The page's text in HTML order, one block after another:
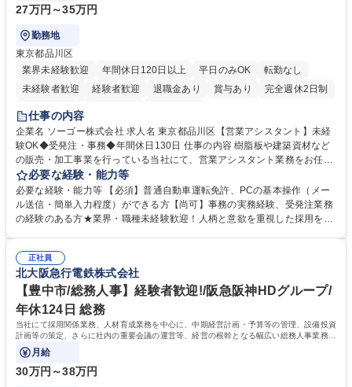
27万円～35万円
勤務地
東京都品川区
業界未経験歓迎
年間休日120日以上 平日のみOK
転勤なし
未経験者歓迎
経験者歓迎 退職金あり 賞与あり
完全週休2日制
交通費支給
仕事の内容
企業名 ソーゴー株式会社 求人名 東京都品川区【営業アシスタント】未経
験OK◆受発注・事務◆年間休日130日 仕事の内容 樹脂板や建築資材など
の販売・加工事業を行っている当社にて、営業アシスタント業務をお任せ
いたします。注文対応やWebデータの出力、各所への発注・加工依頼のほ
か、電話・メール対応等の事務業務を担当します。 ■受注・発注業務：FA
Xによる注文対応、Web発注データのプリントアウト、各仕入先・協力会
社への発注および加工依頼等 ■納品書・請求書の作成および発送手配 ■商
当社の指定する業務 募集職種 東京都品川区【営業アシスタント】未経験O
K◆受発注・事務◆年間休日130日
必要な経験・能力等
必要な経験・能力等 【必須】普通自動車運転免許、PCの基本操作（メー
ル送信・簡単入力程度）ができる方【尚可】事務の実務経験、受発注業務
の経験のある方★業界・職種未経験歓迎！人柄と意欲を重視した採用を行
変化に臨機応変かつ柔軟に対応できる方、約束を守り正確に作業を進めら
れる方を求めています。高度なPCスキルや関数知識は一切不要です。丁
寧な指導体制が整っているため、安心してお仕事をスタートしていただけ
ます。 学歴・資格 学歴：大学院 大学 高専 短大 専修学校 高校 語学力：
資格：
正社員
北大阪急行電鉄株式会社
【豊中市/総務人事】経験者歓迎!/阪急阪神HDグループ/
年休124日 総務
当社にて採用関係業務、人材育成業務を中心に、中期経営計画・予算等の管理、設備投資
計画等の策定、さらに社内の重要会議の運営等、経営の根幹となる幅広い総務人事業務全
般を担当していただきます。
月給
30万円～38万円